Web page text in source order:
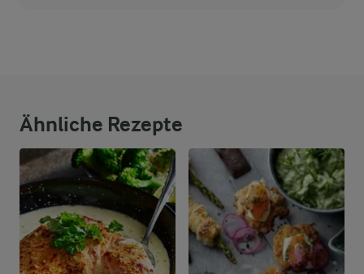
Ballaststoffe
5,9 g
Eiweiß
33,7 g
Fett
36,2 g
Kohlenhydrate
72,7 g
Ähnliche Rezepte